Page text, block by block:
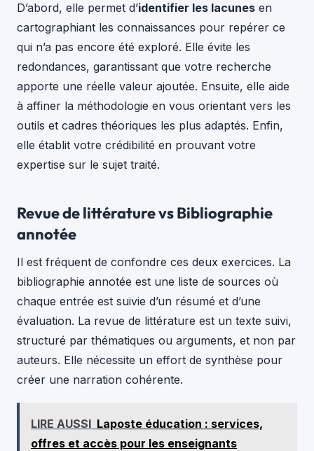
D’abord, elle permet d’identifier les lacunes en
cartographiant les connaissances pour repérer ce
qui n’a pas encore été exploré. Elle évite les
redondances, garantissant que votre recherche
apporte une réelle valeur ajoutée. Ensuite, elle aide
à affiner la méthodologie en vous orientant vers les
outils et cadres théoriques les plus adaptés. Enfin,
elle établit votre crédibilité en prouvant votre
expertise sur le sujet traité.
Revue de littérature vs Bibliographie
annotée
Il est fréquent de confondre ces deux exercices. La
bibliographie annotée est une liste de sources où
chaque entrée est suivie d’un résumé et d’une
évaluation. La revue de littérature est un texte suivi,
structuré par thématiques ou arguments, et non par
auteurs. Elle nécessite un effort de synthèse pour
créer une narration cohérente.
LIRE AUSSI Laposte éducation : services,
offres et accès pour les enseignants